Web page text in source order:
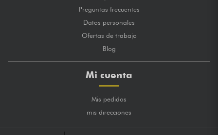
Preguntas frecuentes
Datos personales
Ofertas de trabajo
Blog
Mi cuenta
Mis pedidos
mis direcciones